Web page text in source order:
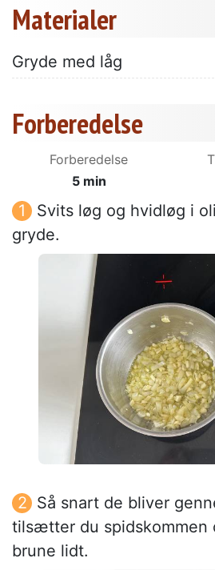
Materialer
Gryde med låg
Forberedelse
Forberedelse
5 min
Svits løg og hvidløg i
gryde.
Så snart de bliver
tilsætter du spidskommen
brune lidt.